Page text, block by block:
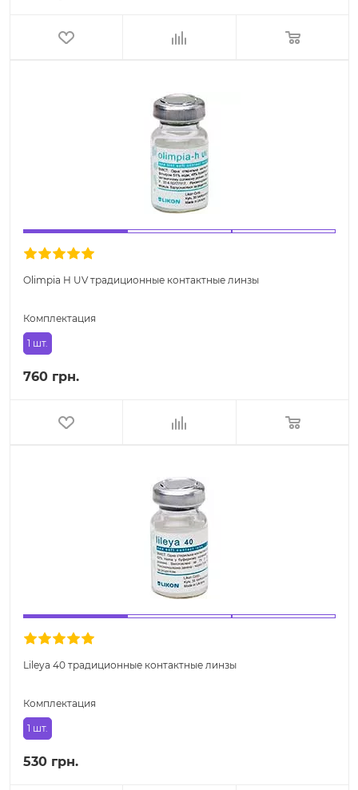
Olimpia H UV традиционные контактные линзы
Комплектация
1 шт.
760 грн.
Lileya 40 традиционные контактные линзы
Комплектация
1 шт.
530 грн.